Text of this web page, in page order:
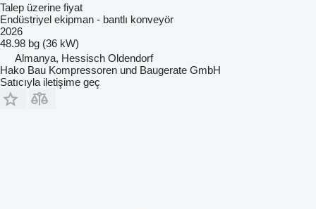
Talep üzerine fiyat
Endüstriyel ekipman - bantlı konveyör
2026
48.98 bg (36 kW)
Almanya, Hessisch Oldendorf
Hako Bau Kompressoren und Baugerate GmbH
Satıcıyla iletişime geç